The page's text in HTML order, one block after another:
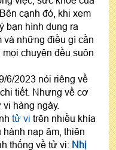
cạnh đó, khi xem
bạn hình dung ra
những điều gì cần
chuyện đều suôn
6/2023 nói riêng về
tiết. Nhưng về cơ
hàng ngày.
tử vi trên nhiều khía
nạp âm, thiên
thống về tử vi: Nhị